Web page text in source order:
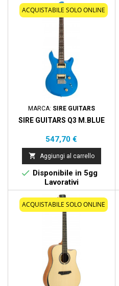
ACQUISTABILE SOLO ONLINE
MARCA: SIRE GUITARS
SIRE GUITARS Q3 M.BLUE
Prezzo
547,70 €
 Aggiungi al carrello
 Disponibile in 5gg
Lavorativi
ACQUISTABILE SOLO ONLINE